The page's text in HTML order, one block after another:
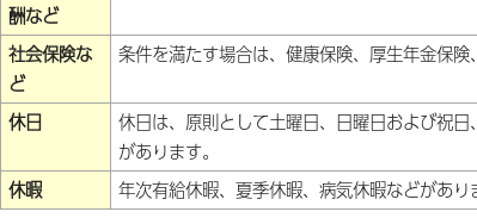
酬など
社会保険な
ど
条件を満たす場合は、健康保険、厚生年金保険
休日
休日は、原則として土曜日、日曜日および祝
があります。
休暇
年次有給休暇、夏季休暇、病気休暇などがあり